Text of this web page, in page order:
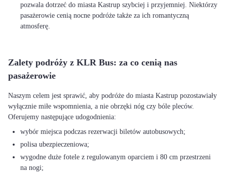
pozwala dotrzeć do miasta Kastrup szybciej i przyjemniej. Niektórzy
pasażerowie cenią nocne podróże także za ich romantyczną
atmosferę.
Zalety podróży z KLR Bus: za co cenią nas
pasażerowie
Naszym celem jest sprawić, aby podróże do miasta Kastrup pozostawiały
wyłącznie miłe wspomnienia, a nie obrzęki nóg czy bóle pleców.
wybór miejsca podczas rezerwacji biletów autobusowych;
polisa ubezpieczeniowa;
wygodne duże fotele z regulowanym oparciem i 80 cm przestrzeni
na nogi;